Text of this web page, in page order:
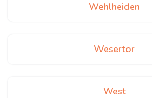
Wehlheiden
Wesertor
West